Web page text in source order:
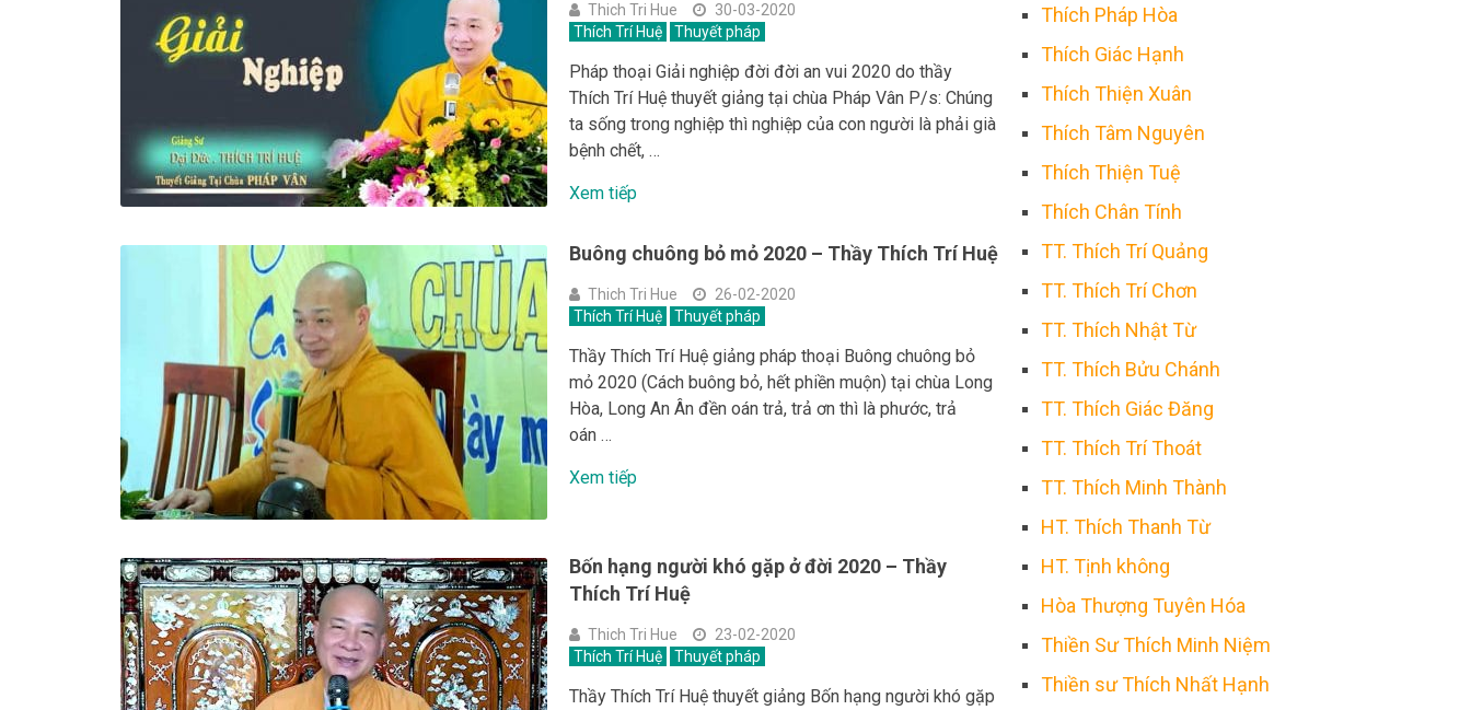
Thich Tri Hue
30-03-2020
Thích Trí Huệ
Thuyết pháp
Pháp thoại Giải nghiệp đời đời an vui 2020 do thầy
Thích Trí Huệ thuyết giảng tại chùa Pháp Vân P/s: Chúng
ta sống trong nghiệp thì nghiệp của con người là phải già
bệnh chết, …
Xem tiếp
Buông chuông bỏ mỏ 2020 – Thầy Thích Trí Huệ
Thich Tri Hue
26-02-2020
Thích Trí Huệ
Thuyết pháp
Thầy Thích Trí Huệ giảng pháp thoại Buông chuông bỏ
mỏ 2020 (Cách buông bỏ, hết phiền muộn) tại chùa Long
Hòa, Long An Ân đền oán trả, trả ơn thì là phước, trả
oán …
Xem tiếp
Bốn hạng người khó gặp ở đời 2020 – Thầy
Thích Trí Huệ
Thich Tri Hue
23-02-2020
Thích Trí Huệ
Thuyết pháp
Thầy Thích Trí Huệ thuyết giảng Bốn hạng người khó gặp
Thích Pháp Hòa
Thích Giác Hạnh
Thích Thiện Xuân
Thích Tâm Nguyên
Thích Thiện Tuệ
Thích Chân Tính
TT. Thích Trí Quảng
TT. Thích Trí Chơn
TT. Thích Nhật Từ
TT. Thích Bửu Chánh
TT. Thích Giác Đăng
TT. Thích Trí Thoát
TT. Thích Minh Thành
HT. Thích Thanh Từ
HT. Tịnh không
Hòa Thượng Tuyên Hóa
Thiền Sư Thích Minh Niệm
Thiền sư Thích Nhất Hạnh